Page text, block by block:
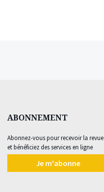
ABONNEMENT
Abonnez-vous pour recevoir la revue
et bénéficiez des services en ligne
Je m'abonne